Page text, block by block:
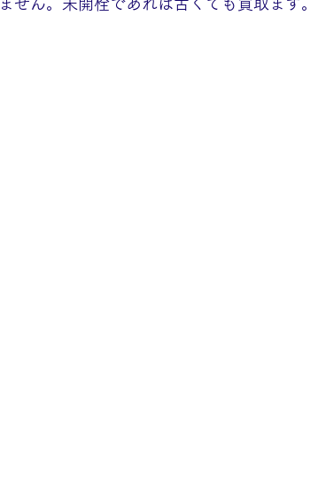
ません。未開栓であれば古くても買取ます。